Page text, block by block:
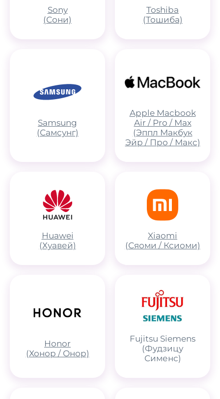
Sony
(Сони)
Toshiba
(Тошиба)
Samsung
(Самсунг)
Apple Macbook
Air / Pro / Max
(Эппл Макбук
Эйр / Про / Макс)
Huawei
(Хуавей)
Xiaomi
(Сяоми / Ксиоми)
Honor
(Хонор / Онор)
Fujitsu Siemens
(Фудзицу
Сименс)